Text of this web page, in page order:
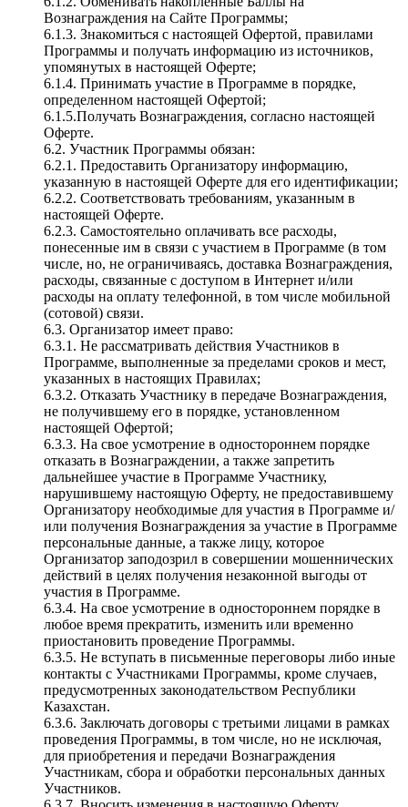
Вознаграждения на Сайте Программы;
6.1.3. Знакомиться с настоящей Офертой, правилами
Программы и получать информацию из источников,
упомянутых в настоящей Оферте;
6.1.4. Принимать участие в Программе в порядке,
определенном настоящей Офертой;
6.1.5.Получать Вознаграждения, согласно настоящей
Оферте.
6.2. Участник Программы обязан:
6.2.1. Предоставить Организатору информацию,
указанную в настоящей Оферте для его идентификации;
6.2.2. Соответствовать требованиям, указанным в
настоящей Оферте.
6.2.3. Самостоятельно оплачивать все расходы,
понесенные им в связи с участием в Программе (в том
числе, но, не ограничиваясь, доставка Вознаграждения,
расходы, связанные с доступом в Интернет и/или
расходы на оплату телефонной, в том числе мобильной
(сотовой) связи.
6.3. Организатор имеет право:
6.3.1. Не рассматривать действия Участников в
Программе, выполненные за пределами сроков и мест,
указанных в настоящих Правилах;
6.3.2. Отказать Участнику в передаче Вознаграждения,
не получившему его в порядке, установленном
настоящей Офертой;
6.3.3. На свое усмотрение в одностороннем порядке
отказать в Вознаграждении, а также запретить
дальнейшее участие в Программе Участнику,
нарушившему настоящую Оферту, не предоставившему
Организатору необходимые для участия в Программе и/
или получения Вознаграждения за участие в Программе
персональные данные, а также лицу, которое
Организатор заподозрил в совершении мошеннических
действий в целях получения незаконной выгоды от
участия в Программе.
6.3.4. На свое усмотрение в одностороннем порядке в
любое время прекратить, изменить или временно
приостановить проведение Программы.
6.3.5. Не вступать в письменные переговоры либо иные
контакты с Участниками Программы, кроме случаев,
предусмотренных законодательством Республики
Казахстан.
6.3.6. Заключать договоры с третьими лицами в рамках
проведения Программы, в том числе, но не исключая,
для приобретения и передачи Вознаграждения
Участникам, сбора и обработки персональных данных
Участников.